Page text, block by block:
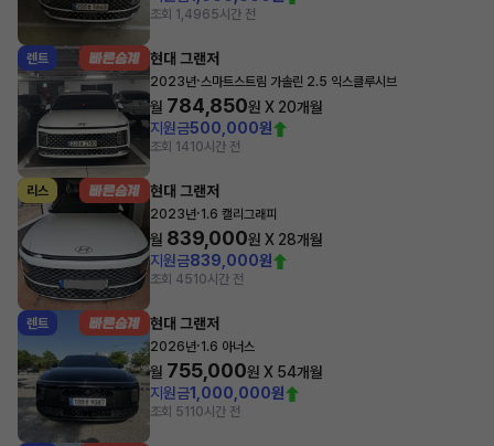
조회 1,4965시간 전
렌트 현대 그랜저
2023년·스마트스트림 가솔린 2.5 익스클루시브
월 784,850원 X 20개월
지원금500,000원
조회 1410시간 전
리스 현대 그랜저
2023년·1.6 캘리그래피
월 839,000원 X 28개월
지원금839,000원
조회 4510시간 전
렌트 현대 그랜저
2026년·1.6 아너스
월 755,000원 X 54개월
지원금1,000,000원
조회 51 10시간 전